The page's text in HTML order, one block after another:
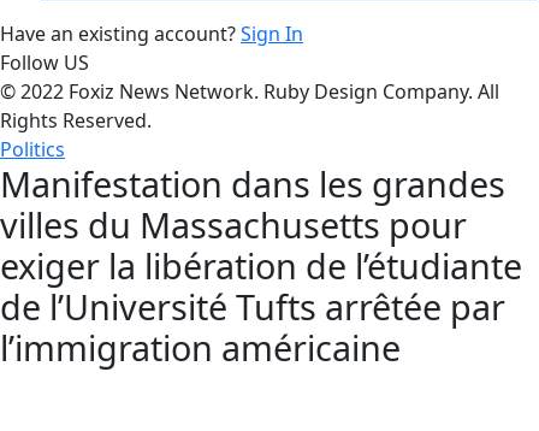
Have an existing account?Sign In
Follow US
© 2022 Foxiz News Network. Ruby Design Company. All
Rights Reserved.
Politics
Manifestation dans les grandes
villes du Massachusetts pour
exiger la libération de l’étudiante
de l’Université Tufts arrêtée par
l’immigration américaine